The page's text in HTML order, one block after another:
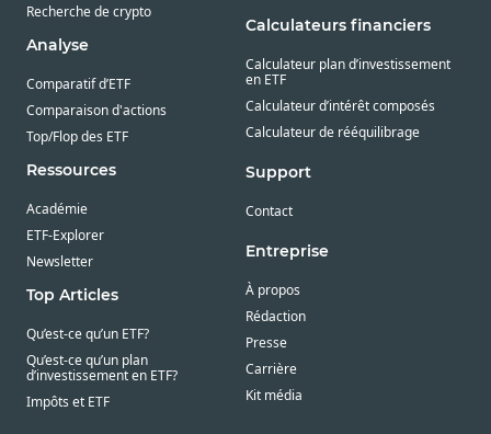
Recherche de crypto
Analyse
Comparatif d’ETF
Comparaison d'actions
Top/Flop des ETF
Ressources
Académie
ETF-Explorer
Newsletter
Top Articles
Qu’est-ce qu’un ETF?
Qu’est-ce qu’un plan
d’investissement en ETF?
Impôts et ETF
Calculateurs financiers
Calculateur plan d’investissement
en ETF
Calculateur d’intérêt composés
Calculateur de rééquilibrage
Support
Contact
Entreprise
À propos
Rédaction
Presse
Carrière
Kit média